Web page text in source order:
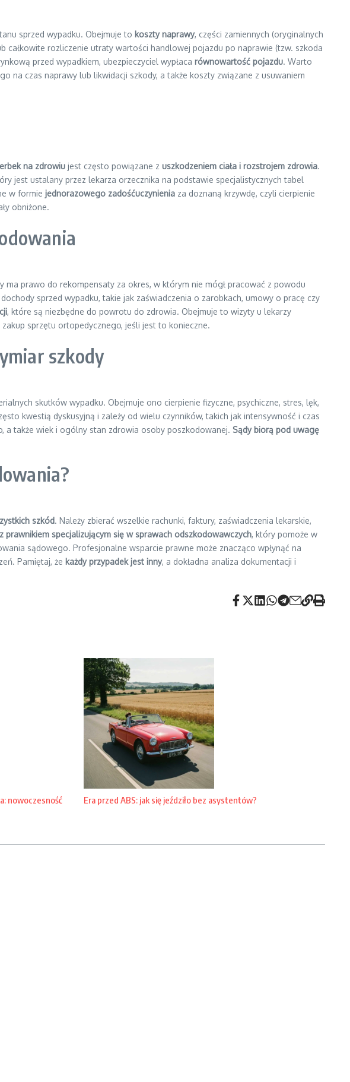
sprzed wypadku. Obejmuje to koszty naprawy, części zamiennych (oryginalnych
całkowite rozliczenie utraty wartości handlowej pojazdu po naprawie (tzw. szkoda
przed wypadkiem, ubezpieczyciel wypłaca równowartość pojazdu. Warto
na czas naprawy lub likwidacji szkody, a także koszty związane z usuwaniem
na zdrowiu jest często powiązane z uszkodzeniem ciała i rozstrojem zdrowia.
jest ustalany przez lekarza orzecznika na podstawie specjalistycznych tabel
w formie jednorazowego zadośćuczynienia za doznaną krzywdę, czyli cierpienie
obniżone.
ma prawo do rekompensaty za okres, w którym nie mógł pracować z powodu
sprzed wypadku, takie jak zaświadczenia o zarobkach, umowy o pracę czy
, które są niezbędne do powrotu do zdrowia. Obejmuje to wizyty u lekarzy
sprzętu ortopedycznego, jeśli jest to konieczne.
szkody
skutków wypadku. Obejmuje ono cierpienie fizyczne, psychiczne, stres, lęk,
kwestią dyskusyjną i zależy od wielu czynników, takich jak intensywność i czas
a także wiek i ogólny stan zdrowia osoby poszkodowanej. Sądy biorą pod uwagę
szkód. Należy zbierać wszelkie rachunki, faktury, zaświadczenia lekarskie,
prawnikiem specjalizującym się w sprawach odszkodowawczych, który pomoże w
sądowego. Profesjonalne wsparcie prawne może znacząco wpłynąć na
Pamiętaj, że każdy przypadek jest inny, a dokładna analiza dokumentacji i
nowoczesność
Era przed ABS: jak się jeździło bez asystentów?